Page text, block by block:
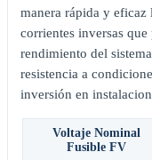
manera rápida y
corrientes inversas
rendimiento del
resistencia a
inversión en
Voltaje Nominal
Fusible FV